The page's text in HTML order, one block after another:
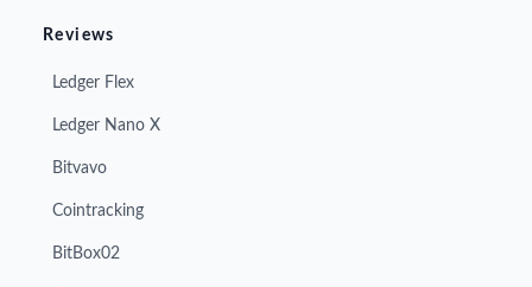
Reviews
Ledger Flex
Ledger Nano X
Bitvavo
Cointracking
BitBox02